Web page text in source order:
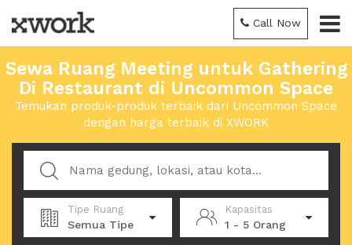
Call Now
Sewa Ruang Meeting untuk Gathering
Di Restaurant di Uncommon Space
Temukan produk-produk terbaik dari Uncommon Space
dengan harga terbaik di XWORK
Tipe Ruang
Semua Tipe
Kapasitas
1 - 5 Orang